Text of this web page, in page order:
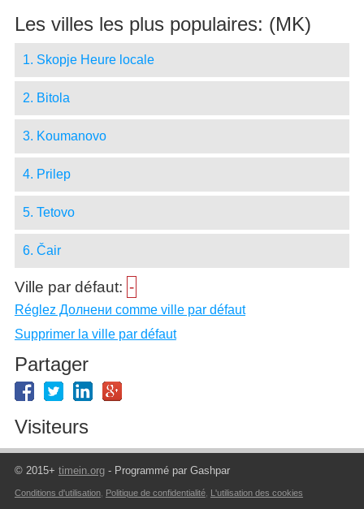
Les villes les plus populaires: (MK)
1. Skopje Heure locale
2. Bitola
3. Koumanovo
4. Prilep
5. Tetovo
6. Čair
Ville par défaut: -
Réglez Долнени comme ville par défaut
Supprimer la ville par défaut
Partager
Visiteurs
© 2015+ timein.org- Programmé par Gashpar
Conditions d'utilisation, Politique de confidentialité, L'utilisation des cookies